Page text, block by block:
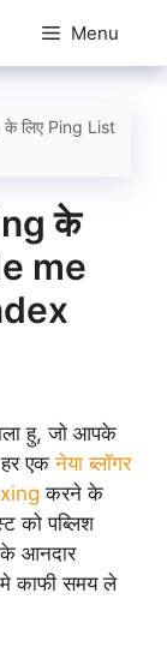
Menu
लिए Ping List
के
me
हु, जो आपके
हर एकनेया ब्लॉगर
करने के
को पब्लिश
आनदार
काफी समय ले